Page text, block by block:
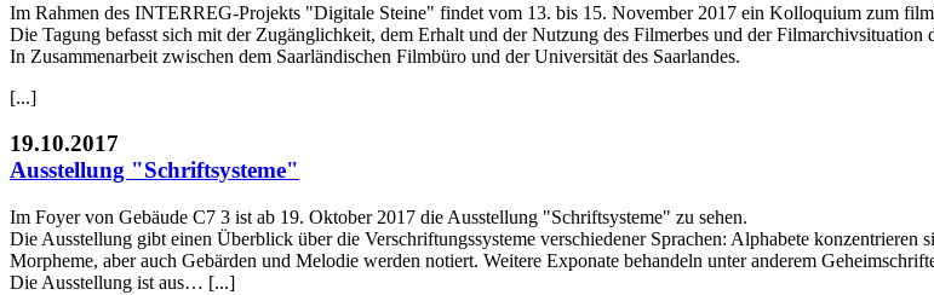
Im Rahmen des INTERREG-Projekts "Digitale Steine" findet vom 13. bis 15. November 2017 ein Kolloquium zum
Die Tagung befasst sich mit der Zugänglichkeit, dem Erhalt und der Nutzung des Filmerbes und der Filmarchivsituation
In Zusammenarbeit zwischen dem Saarländischen Filmbüro und der Universität des Saarlandes.
[...]
19.10.2017
Ausstellung "Schriftsysteme"
Im Foyer von Gebäude C7 3 ist ab 19. Oktober 2017 die Ausstellung "Schriftsysteme" zu sehen.
Die Ausstellung gibt einen Überblick über die Verschriftungssysteme verschiedener Sprachen: Alphabete
Morpheme, aber auch Gebärden und Melodie werden notiert. Weitere Exponate behandeln unter anderem
Die Ausstellung ist aus… [...]